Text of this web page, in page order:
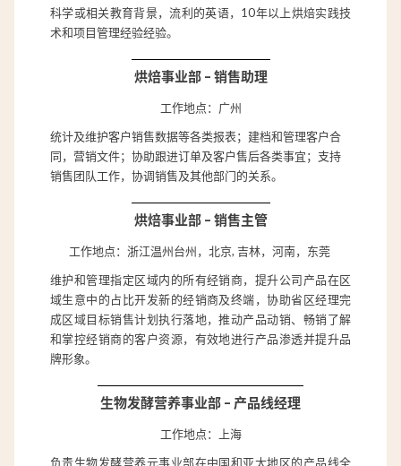
科学或相关教育背景，流利的英语，10年以上烘焙实践技
术和项目管理经验经验。
烘焙事业部 – 销售助理
工作地点：广州
统计及维护客户销售数据等各类报表；建档和管理客户合
同，营销文件；协助跟进订单及客户售后各类事宜；支持
销售团队工作，协调销售及其他部门的关系。
烘焙事业部 – 销售主管
工作地点： 浙江温州台州，北京, 吉林，河南，东莞
维护和管理指定区域内的所有经销商，提升公司产品在区
域生意中的占比开发新的经销商及终端，协助省区经理完
成区域目标销售计划执行落地，推动产品动销、畅销了解
和掌控经销商的客户资源，有效地进行产品渗透并提升品
牌形象。
生物发酵营养事业部 – 产品线经理
工作地点：上海
负责生物发酵营养元事业部在中国和亚太地区的产品线全